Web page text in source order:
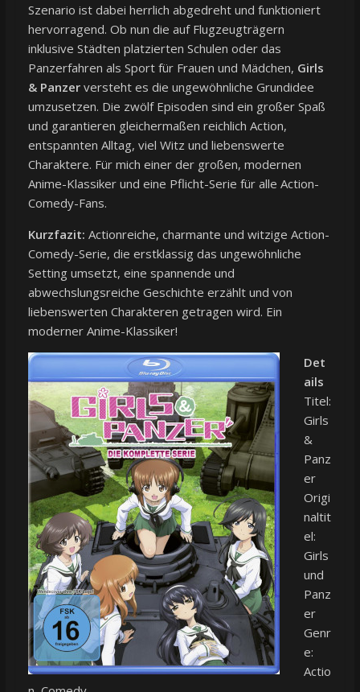
Szenario ist dabei herrlich abgedreht und funktioniert
hervorragend. Ob nun die auf Flugzeugträgern
inklusive Städten platzierten Schulen oder das
Panzerfahren als Sport für Frauen und Mädchen, Girls
& Panzerversteht es die ungewöhnliche Grundidee
umzusetzen. Die zwölf Episoden sind ein großer Spaß
und garantieren gleichermaßen reichlich Action,
entspannten Alltag, viel Witz und liebenswerte
Charaktere. Für mich einer der großen, modernen
Anime-Klassiker und eine Pflicht-Serie für alle Action-
Comedy-Fans.
Kurzfazit: Actionreiche, charmante und witzige Action-
Comedy-Serie, die erstklassig das ungewöhnliche
Setting umsetzt, eine spannende und
abwechslungsreiche Geschichte erzählt und von
liebenswerten Charakteren getragen wird. Ein
moderner Anime-Klassiker!
Det
ails
Titel:
Girls
&
Panz
er
Origi
naltit
el:
Girls
und
Panz
er
Genr
e:
Actio